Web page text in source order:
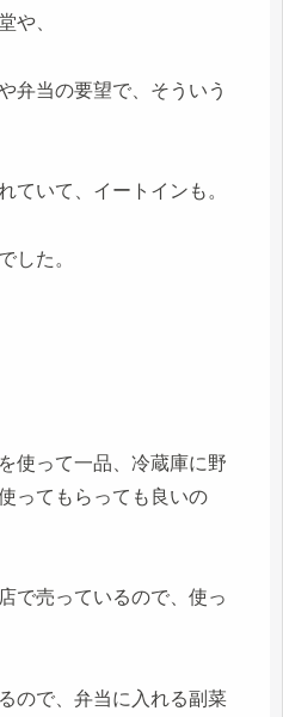
や、
弁当の要望で、そういう
ていて、イートインも。
した。
使って一品、冷蔵庫に野
ってもらっても良いの
で売っているので、使っ
ので、弁当に入れる副菜